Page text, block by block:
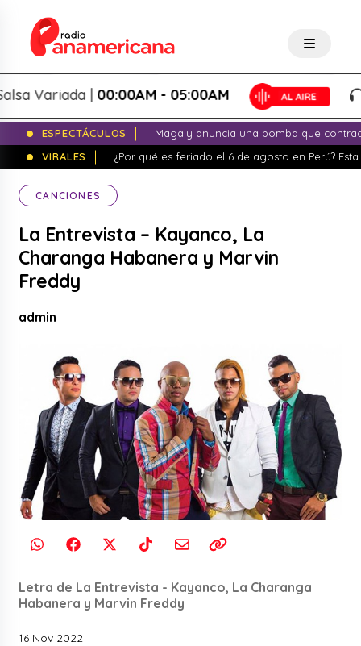
|00:00AM - 05:00AM
ESPECTÁCULOS
Magaly anuncia una bomba que
VIRALES
¿Por qué es feriado el 6 de agosto en Perú?
CANCIONES
La Entrevista – Kayanco, La
Charanga Habanera y Marvin
Freddy
admin
Letra de La Entrevista - Kayanco, La Charanga
Habanera y Marvin Freddy
16 Nov 2022